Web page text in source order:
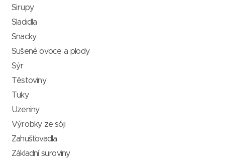
Sirupy
Sladidla
Snacky
Sušené ovoce a plody
Sýr
Těstoviny
Tuky
Uzeniny
Výrobky ze sóji
Zahušťovadla
Základní suroviny